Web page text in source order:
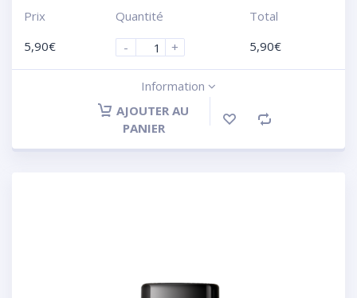
Prix
5,90€
Quantité
-
+
Total
5,90€
Information
AJOUTER AU
PANIER